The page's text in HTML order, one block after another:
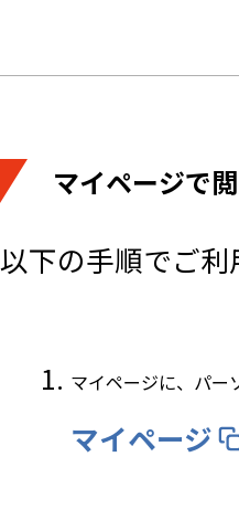
マイページで
以下の手順でご利
マイページに、パー
マイページ